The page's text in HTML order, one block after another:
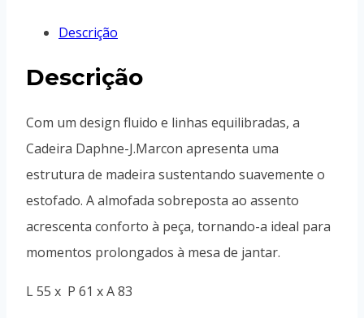
Descrição
Descrição
Com um design fluido e linhas equilibradas, a
Cadeira Daphne-J.Marcon apresenta uma
estrutura de madeira sustentando suavemente o
estofado. A almofada sobreposta ao assento
acrescenta conforto à peça, tornando-a ideal para
momentos prolongados à mesa de jantar.
L 55 x P 61 x A 83